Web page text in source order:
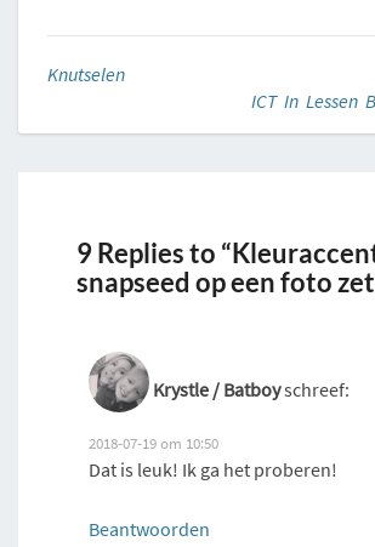
Knutselen
ICT In Lessen
9 Replies to
snapseed op een foto
Krystle / Batboyschreef:
2018-07-19 om 10:50
Dat is leuk! Ik ga het proberen!
Beantwoorden